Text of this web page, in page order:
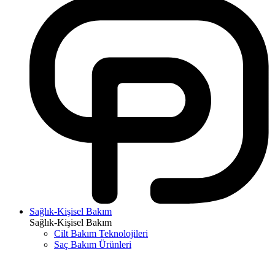
Sağlık-Kişisel Bakım
Sağlık-Kişisel Bakım
Cilt Bakım Teknolojileri
Saç Bakım Ürünleri